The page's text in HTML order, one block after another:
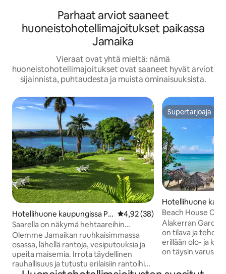
Parhaat arviot saaneet
huoneistohotellimajoitukset paikassa
Jamaika
Vieraat ovat yhtä mieltä: nämä
huoneistohotellimajoitukset ovat saaneet hyvät arviot
sijainnista, puhtaudesta ja muista ominaisuuksista.
Hotellihuone kaupungissa Po
rt Antonio
Keskimääräinen arvio 4,92/5,
4,92 (38)
Saarella on näkymä hehtaareihin
puutarhoihin
Olemme Jamaikan ruuhkaisimmassa
osassa, lähellä rantoja, vesiputouksia ja
upeita maisemia. Irrota täydellinen
rauhallisuus ja tutustu erilaisiin rantoihin,
Supertarjoaja
Supertarjoaja
Hotellihuone
gril
Beach House
Apartment III
Alakerran
on tilava ja
erillään olo- ja
on täysin
vuode